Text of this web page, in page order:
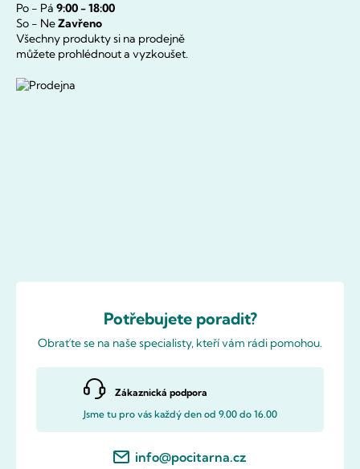
Po - Pá 9:00 - 18:00
So - NeZavřeno
Všechny produkty si na prodejně
můžete prohlédnout a vyzkoušet.
Potřebujete poradit?
Obraťte se na naše specialisty, kteří vám rádi pomohou.
Zákaznická podpora
Jsme tu pro vás každý den od 9.00 do 16.00
info@pocitarna.cz